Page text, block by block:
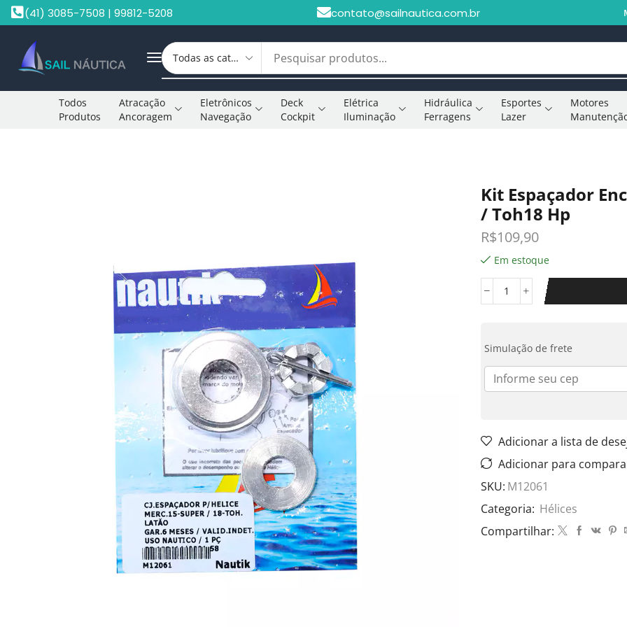
(41) 3085-7508 | 99812-5208 contato@sailnautica.com.br
Todos
Produtos
Atracação
Ancoragem
Eletrônicos
Navegação
Deck
Cockpit
Elétrica
Iluminação
Hidráulica
Ferragens
Esportes
Lazer
Motores
Kit Espaçador
/ Toh18 Hp
R$109,90
Em estoque
Simulação de frete
Adicionar a lista de
Adicionar para
SKU: M12061
Categoria: Hélices
Compartilhar: